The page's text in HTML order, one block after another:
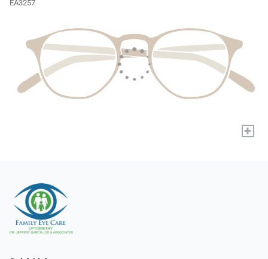
EA3257
+